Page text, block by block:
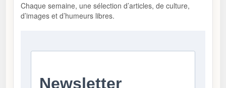
Chaque semaine, une sélection d’articles, de culture,
d’images et d’humeurs libres.